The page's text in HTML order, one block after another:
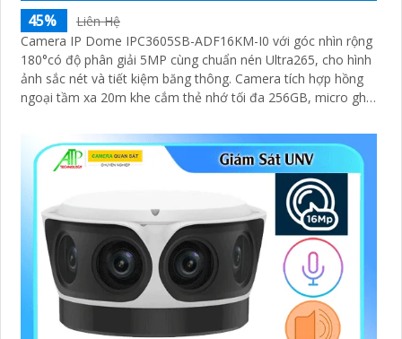
45%
Liên Hệ
Camera IP Dome IPC3605SB-ADF16KM-I0 với góc nhìn rộng
180°có độ phân giải 5MP cùng chuẩn nén Ultra265, cho hình
ảnh sắc nét và tiết kiệm băng thông. Camera tích hợp hồng
ngoại tầm xa 20m khe cắm thẻ nhớ tối đa 256GB, micro ghi
trong nhà và những nơi ẩm ướt